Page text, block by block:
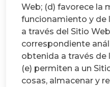
Web; (d) favorece la
funcionamiento y de
a través del Sitio
correspondiente
obtenida a través de
(e) permiten a un
cosas, almacenar y